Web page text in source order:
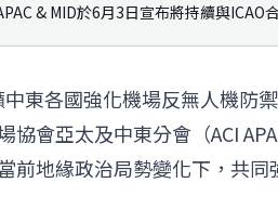
& MID於6月3日宣布將持續與ICAO
中東各國強化機場反無人機防
協會亞太及中東分會（ACI
前地緣政治局勢變化下，共